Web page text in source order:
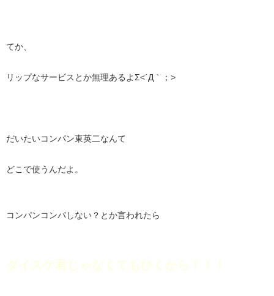
てか、
リップなサービスとか無理あるよΣ<´Д｀；>
だいたいコンパン東英二なんて
どこで使うんだよ。
コンパンコンパしない？とか言われたら
ダイスケ君じゃなくてもひくから！！！